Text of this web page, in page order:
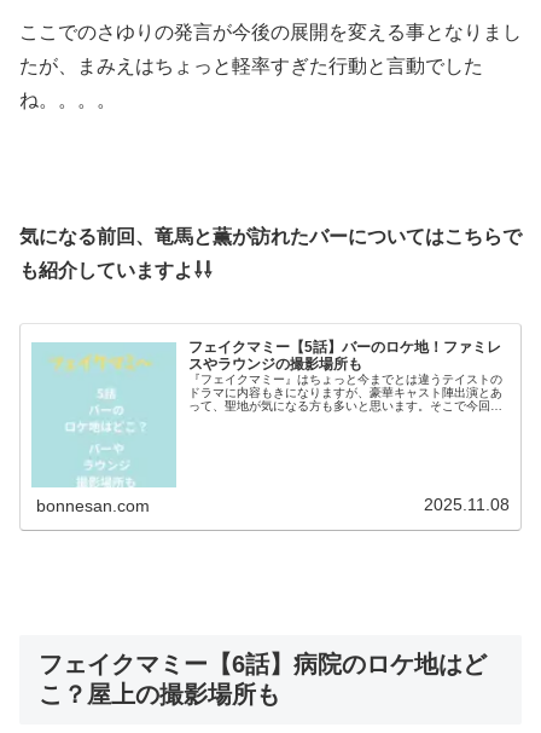
ここでのさゆりの発言が今後の展開を変える事となりまし
たが、まみえはちょっと軽率すぎた行動と言動でした
ね。。。。
気になる前回、竜馬と薫が訪れたバーについてはこちらで
も紹介していますよ⇩⇩
フェイクマミー【5話】バーのロケ地！ファミレ
スやラウンジの撮影場所も
『フェイクマミー』はちょっと今までとは違うテイストの
ドラマに内容もきになりますが、豪華キャスト陣出演とあ
って、聖地が気になる方も多いと思います。そこで今回は
bonnesan.com 2025.11.08
フェイクマミー【6話】病院のロケ地はど
こ？屋上の撮影場所も